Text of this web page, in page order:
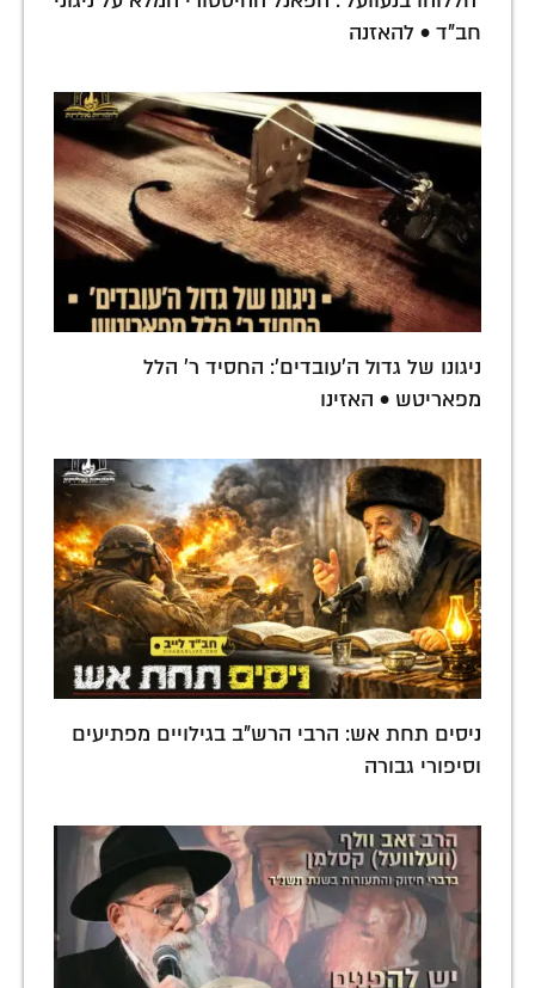
חב"ד • להאזנה
ניגונו של גדול ה'עובדים': החסיד ר' הלל
מפאריטש • האזינו
ניסים תחת אש: הרבי הרש"ב בגילויים מפתיעים
וסיפורי גבורה